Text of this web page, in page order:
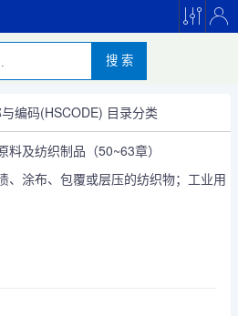
搜 索
编码(HSCODE) 目录分类
及纺织制品（50~63章）
、涂布、包覆或层压的纺织物；工业用